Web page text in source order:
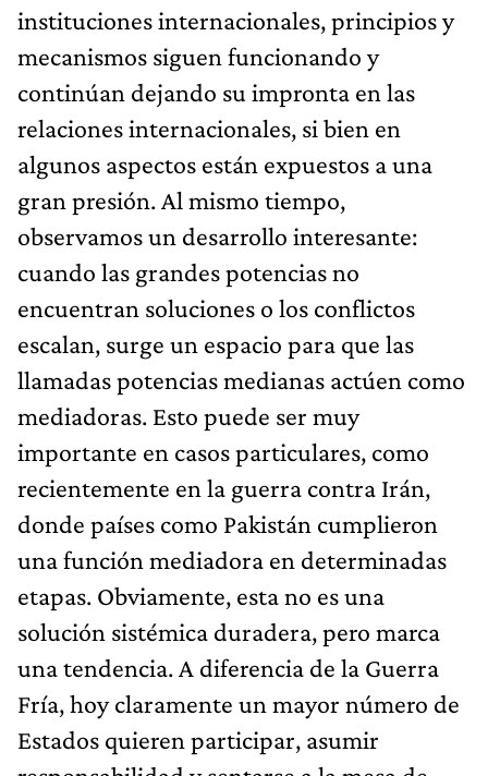
instituciones internacionales, principios y
mecanismos siguen funcionando y
continúan dejando su impronta en las
relaciones internacionales, si bien en
algunos aspectos están expuestos a una
gran presión. Al mismo tiempo,
observamos un desarrollo interesante:
cuando las grandes potencias no
encuentran soluciones o los conflictos
escalan, surge un espacio para que las
llamadas potencias medianas actúen como
mediadoras. Esto puede ser muy
importante en casos particulares, como
recientemente en la guerra contra Irán,
donde países como Pakistán cumplieron
una función mediadora en determinadas
etapas. Obviamente, esta no es una
solución sistémica duradera, pero marca
una tendencia. A diferencia de la Guerra
Fría, hoy claramente un mayor número de
Estados quieren participar, asumir